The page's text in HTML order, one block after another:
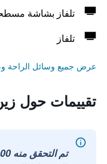
تلفاز بشاشة
تلفاز
عرض جميع وسائل الراحة
تقييمات حول
تم التحقق منه 100%